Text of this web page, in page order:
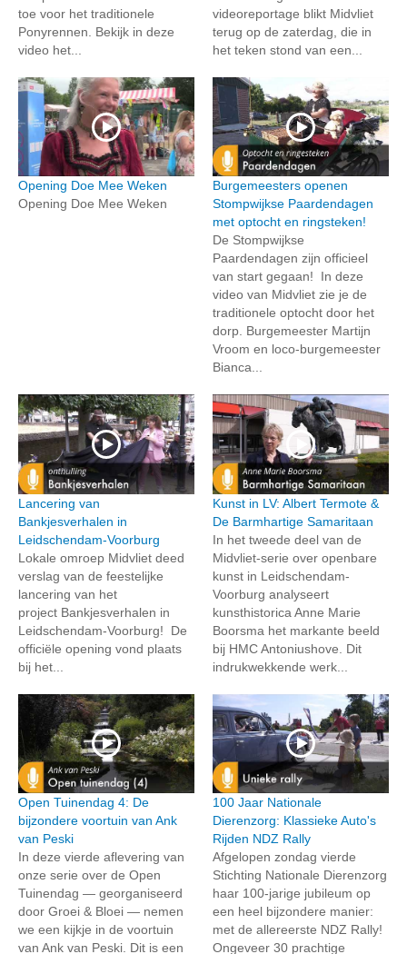
toe voor het traditionele
Ponyrennen. Bekijk in deze
video het...
videoreportage blikt Midvliet
terug op de zaterdag, die in
het teken stond van een...
Opening Doe Mee Weken
Opening Doe Mee Weken
Burgemeesters openen
Stompwijkse Paardendagen
met optocht en ringsteken!
De Stompwijkse
Paardendagen zijn officieel
van start gegaan! In deze
video van Midvliet zie je de
traditionele optocht door het
dorp. Burgemeester Martijn
Vroom en loco-burgemeester
Bianca...
Lancering van
Bankjesverhalen in
Leidschendam-Voorburg
Lokale omroep Midvliet deed
verslag van de feestelijke
lancering van het
project Bankjesverhalen in
Leidschendam-Voorburg! De
officiële opening vond plaats
bij het...
Kunst in LV: Albert Termote &
De Barmhartige Samaritaan
In het tweede deel van de
Midvliet-serie over openbare
kunst in Leidschendam-
Voorburg analyseert
kunsthistorica Anne Marie
Boorsma het markante beeld
bij HMC Antoniushove. Dit
indrukwekkende werk...
Open Tuinendag 4: De
bijzondere voortuin van Ank
van Peski
In deze vierde aflevering van
onze serie over de Open
Tuinendag — georganiseerd
door Groei & Bloei — nemen
we een kijkje in de voortuin
van Ank van Peski. Dit is een
100 Jaar Nationale
Dierenzorg: Klassieke Auto's
Rijden NDZ Rally
Afgelopen zondag vierde
Stichting Nationale Dierenzorg
haar 100-jarige jubileum op
een heel bijzondere manier:
met de allereerste NDZ Rally!
Ongeveer 30 prachtige